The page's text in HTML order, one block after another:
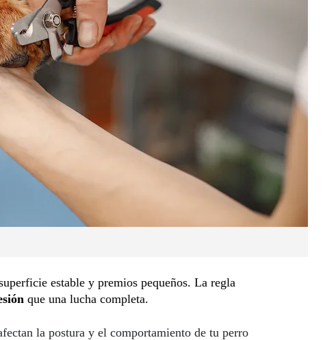
estable y premios pequeños. La regla
que una lucha completa.
la postura y el comportamiento de tu perro